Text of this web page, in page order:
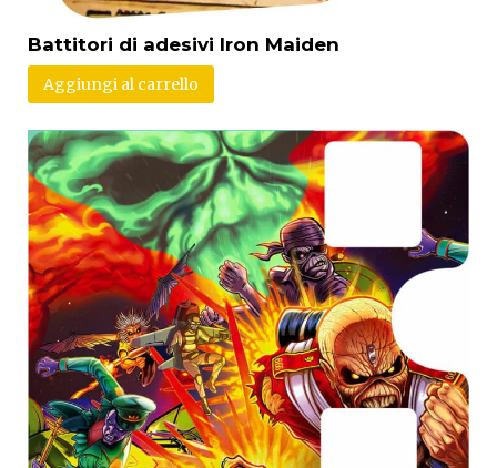
Battitori di adesivi Iron Maiden
Aggiungi al carrello